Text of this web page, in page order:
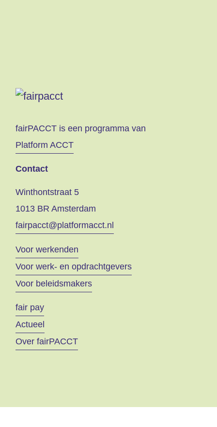
fairPACCT is een programma van
Platform ACCT
Contact
Winthontstraat 5
1013 BR Amsterdam
fairpacct@platformacct.nl
Voor werkenden
Voor werk- en opdrachtgevers
Voor beleidsmakers
fair pay
Actueel
Over fairPACCT